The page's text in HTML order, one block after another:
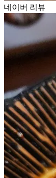
네이버 리뷰